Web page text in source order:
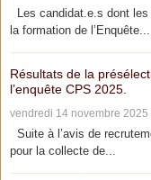
Les candidat.e.s dont
la formation de l’Enquête...
Résultats de la
l’enquête CPS 2025.
vendredi 14 novembre 2025
Suite à l’avis de
pour la collecte de...